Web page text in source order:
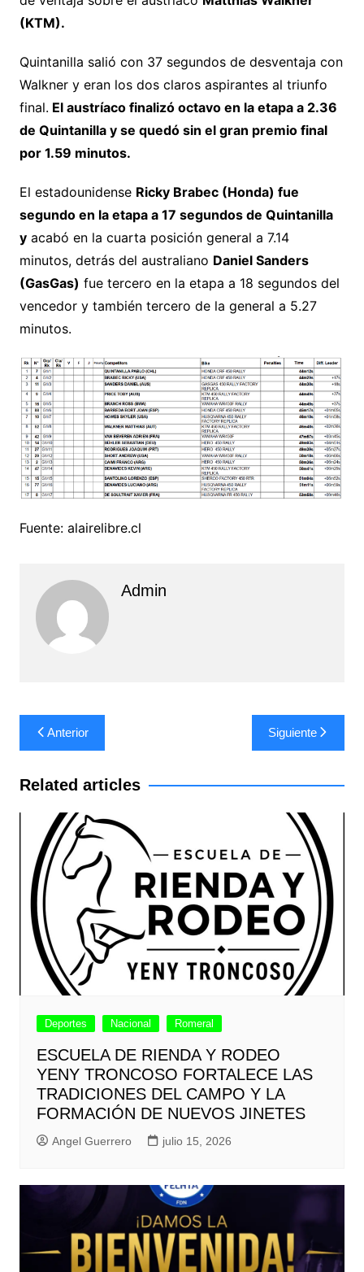
(KTM).
Quintanilla salió con 37 segundos de desventaja con
Walkner y eran los dos claros aspirantes al triunfo
final. El austríaco finalizó octavo en la etapa a 2.36
de Quintanilla y se quedó sin el gran premio final
por 1.59 minutos.
El estadounidense Ricky Brabec (Honda) fue
segundo en la etapa a 17 segundos de Quintanilla
yacabó en la cuarta posición general a 7.14
minutos, detrás del australiano Daniel Sanders
(GasGas) fue tercero en la etapa a 18 segundos del
vencedor y también tercero de la general a 5.27
minutos.
Fuente: alairelibre.cl
Admin
Navegación
de
entradas
Anterior Siguiente
Related articles
Deportes Nacional Romeral
ESCUELA DE RIENDA Y RODEO
YENY TRONCOSO FORTALECE LAS
TRADICIONES DEL CAMPO Y LA
FORMACIÓN DE NUEVOS JINETES
Angel Guerrero julio 15, 2026